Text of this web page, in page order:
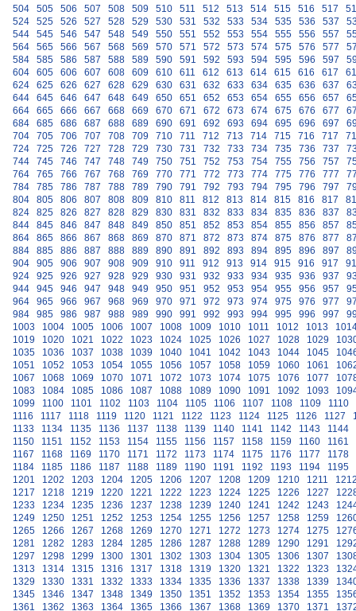
504
505 506 507 508 509 510 511 512 513 514 515 516 517
524
525 526 527 528 529 530 531 532 533 534 535 536 537
544
545 546 547 548 549 550 551 552 553 554 555 556 557
564
565 566 567 568 569 570 571 572 573 574 575 576 577
584
585 586 587 588 589 590 591 592 593 594 595 596 597
604
605 606 607 608 609 610 611 612 613 614 615 616 617
624
625 626 627 628 629 630 631 632 633 634 635 636 637
644
645 646 647 648 649 650 651 652 653 654 655 656 657
664
665 666 667 668 669 670 671 672 673 674 675 676 677
684
685 686 687 688 689 690 691 692 693 694 695 696 697
704
705 706 707 708 709 710 711 712 713 714 715 716 717
724
725 726 727 728 729 730 731 732 733 734 735 736 737
744
745 746 747 748 749 750 751 752 753 754 755 756 757
764
765 766 767 768 769 770 771 772 773 774 775 776 777
784
785 786 787 788 789 790 791 792 793 794 795 796 797
804
805 806 807 808 809 810 811 812 813 814 815 816 817
824
825 826 827 828 829 830 831 832 833 834 835 836 837
844
845 846 847 848 849 850 851 852 853 854 855 856 857
864
865 866 867 868 869 870 871 872 873 874 875 876 877
884
885 886 887 888 889 890 891 892 893 894 895 896 897
904
905 906 907 908 909 910 911 912 913 914 915 916 917
924
925 926 927 928 929 930 931 932 933 934 935 936 937
944
945 946 947 948 949 950 951 952 953 954 955 956 957
964
965 966 967 968 969 970 971 972 973 974 975 976 977
984
985 986 987 988 989 990 991 992 993 994 995 996 997
1003
1004 1005 1006 1007 1008 1009 1010 1011 1012 1013
1019
1020 1021 1022 1023 1024 1025 1026 1027 1028 1029
1035
1036 1037 1038 1039 1040 1041 1042 1043 1044 1045
1051
1052 1053 1054 1055 1056 1057 1058 1059 1060 1061
1067
1068 1069 1070 1071 1072 1073 1074 1075 1076 1077
1083
1084 1085 1086 1087 1088 1089 1090 1091 1092 1093
1099
1100 1101 1102 1103 1104 1105 1106 1107 1108 1109
1110
1116
1117 1118 1119 1120 1121 1122 1123 1124 1125 1126 1127
1133
1134 1135 1136 1137 1138 1139 1140 1141 1142 1143
1144
1150
1151 1152 1153 1154 1155 1156 1157 1158 1159 1160
1161
1167
1168 1169 1170 1171 1172 1173 1174 1175 1176 1177
1178
1184
1185 1186 1187 1188 1189 1190 1191 1192 1193 1194
1195
1201
1202 1203 1204 1205 1206 1207 1208 1209 1210 1211
1217
1218 1219 1220 1221 1222 1223 1224 1225 1226 1227
1233
1234 1235 1236 1237 1238 1239 1240 1241 1242 1243
1249
1250 1251 1252 1253 1254 1255 1256 1257 1258 1259
1265
1266 1267 1268 1269 1270 1271 1272 1273 1274 1275
1281
1282 1283 1284 1285 1286 1287 1288 1289 1290 1291
1297
1298 1299 1300 1301 1302 1303 1304 1305 1306 1307
1313
1314 1315 1316 1317 1318 1319 1320 1321 1322 1323
1329
1330 1331 1332 1333 1334 1335 1336 1337 1338 1339
1345
1346 1347 1348 1349 1350 1351 1352 1353 1354 1355
1361
1362 1363 1364 1365 1366 1367 1368 1369 1370 1371